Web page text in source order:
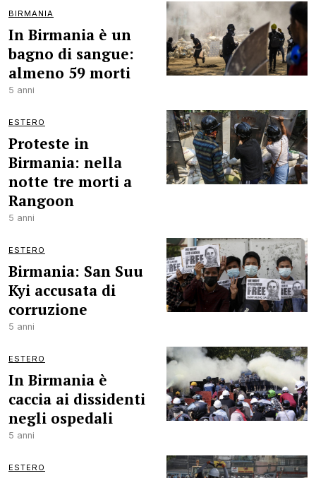
BIRMANIA
In Birmania è un
bagno di sangue:
almeno 59 morti
5 anni
ESTERO
Proteste in
Birmania: nella
notte tre morti a
Rangoon
5 anni
ESTERO
Birmania: San Suu
Kyi accusata di
corruzione
5 anni
ESTERO
In Birmania è
caccia ai dissidenti
negli ospedali
5 anni
ESTERO